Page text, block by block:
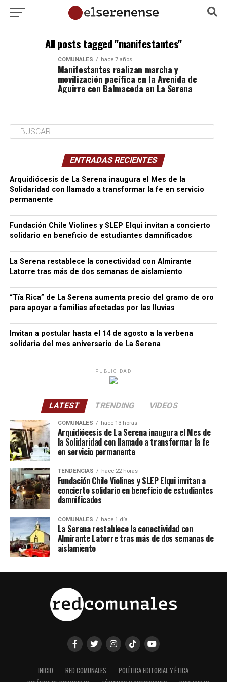
All posts tagged "manifestantes"
COMUNALES hace 7 años
Manifestantes realizan marcha y
movilización pacífica en la Avenida de
Aguirre con Balmaceda en La Serena
ENTRADAS RECIENTES
Arquidiócesis de La Serena inaugura el Mes de la
Solidaridad con llamado a transformar la fe en servicio
permanente
Fundación Chile Violines y SLEP Elqui invitan a concierto
solidario en beneficio de estudiantes damnificados
La Serena restablece la conectividad con Almirante
Latorre tras más de dos semanas de aislamiento
“Tía Rica” de La Serena aumenta precio del gramo de oro
para apoyar a familias afectadas por las lluvias
Invitan a postular hasta el 14 de agosto a la verbena
solidaria del mes aniversario de La Serena
PUBLICIDAD
LATEST TRENDING VIDEOS
COMUNALES hace 13 horas
Arquidiócesis de La Serena inaugura el Mes de
la Solidaridad con llamado a transformar la fe
en servicio permanente
TENDENCIAS hace 22 horas
Fundación Chile Violines y SLEP Elqui invitan a
concierto solidario en beneficio de estudiantes
damnificados
COMUNALES hace 1 día
La Serena restablece la conectividad con
Almirante Latorre tras más de dos semanas de
aislamiento
INICIO RED COMUNALES
POLÍTICA EDITORIAL Y ÉTICA